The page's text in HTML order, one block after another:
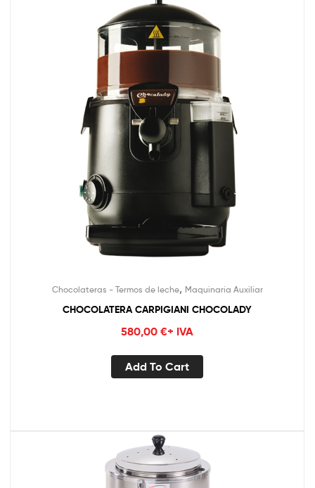
Chocolateras - Termos de leche, Maquinaria Auxiliar
CHOCOLATERA CARPIGIANI CHOCOLADY
580,00 €+ IVA
Add To Cart